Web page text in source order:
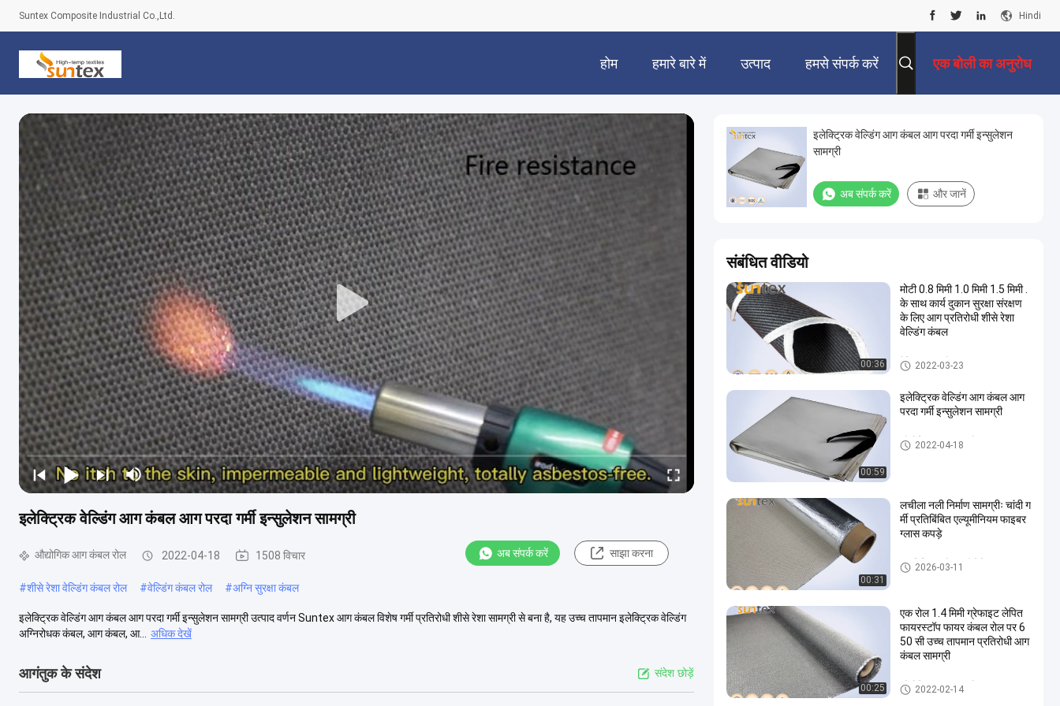
Suntex Composite Industrial Co.,Ltd. Hindi
होम हमारे बारे में उत्पाद हमसे संपर्क करें एक बोली का अनुरोध
इलेक्ट्रिक वेल्डिंग आग कंबल आग परदा गर्मी इन्सुलेशन सामग्री
औद्योगिक आग कंबल रोल 2022-04-18 1508 विचार अब संपर्क करें साझा करना
#शीसे रेशा वेल्डिंग कंबल रोल #वेल्डिंग कंबल रोल #अग्नि सुरक्षा कंबल
इलेक्ट्रिक वेल्डिंग आग कंबल आग परदा गर्मी इन्सुलेशन सामग्री उत्पाद वर्णन Suntex आग कंबल विशेष गर्मी प्रतिरोधी शीसे रेशा सामग्री से बना है, यह उच्च तापमान इलेक्ट्रिक वेल्डिंग
अग्निरोधक कंबल, आग कंबल, आ...
अधिक देखें
आगंतुक के संदेश संदेश छोड़ें
इलेक्ट्रिक वेल्डिंग आग कंबल आग परदा गर्मी इन्सुलेशन
सामग्री
अब संपर्क करें और जानें
संबंधित वीडियो
00:36
मोटी 0.8 मिमी 1.0 मिमी 1.5 मिमी .
के साथ कार्य दुकान सुरक्षा संरक्षण
के लिए आग प्रतिरोधी शीसे रेशा
वेल्डिंग कंबल
वेल्डिंग कंबल रोल
2022-03-23
00:59
इलेक्ट्रिक वेल्डिंग आग कंबल आग
परदा गर्मी इन्सुलेशन सामग्री
औद्योगिक आग कंबल रोल
2022-04-18
00:31
लचीला नली निर्माण सामग्रीः चांदी ग
र्मी प्रतिबिंबित एल्यूमीनियम फाइबर
ग्लास कपड़े
एल्यूमिनियम फोइल शीसे रेशा कपड़ा
2026-03-11
00:25
एक रोल 1.4 मिमी ग्रेफाइट लेपित
फायरस्टॉप फायर कंबल रोल पर 6
50 सी उच्च तापमान प्रतिरोधी आग
कंबल सामग्री
औद्योगिक आग कंबल रोल
2022-02-14